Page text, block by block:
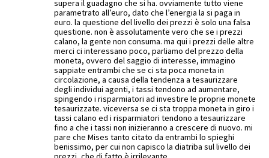
supera il guadagno che si ha. ovviamente tutto viene
parametrato all’euro, dato che l’energia la si paga in
euro. la questione del livello dei prezzi è solo una falsa
questione. non è assolutamente vero che se i prezzi
calano, la gente non consuma. ma qui i prezzi delle altre
merci ci interessano poco, parliamo del prezzo della
moneta, ovvero del saggio di interesse, immagino
sappiate entrambi che se ci sta poca moneta in
circolazione, a causa della tendenza a tesaurizzare
degli individui agenti, i tassi tendono ad aumentare,
spingendo i risparmiatori ad investire le proprie monete
tesaurizzate. viceversa se ci sta troppa moneta in giro i
tassi calano ed i risparmiatori tendono a tesaurizzare
fino a che i tassi non inizieranno a crescere di nuovo. mi
pare che Mises tanto citato da entrambi lo spieghi
benissimo, per cui non capisco la diatriba sul livello dei